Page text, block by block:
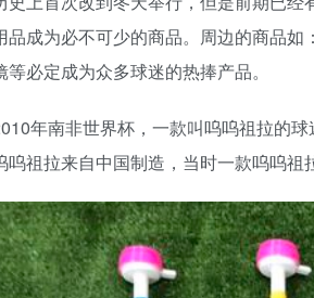
品成为必不可少的商品。周边的商品
必定成为众多球迷的热捧产品。
年南非世界杯，一款叫呜呜祖拉的
祖拉来自中国制造，当时一款呜呜祖